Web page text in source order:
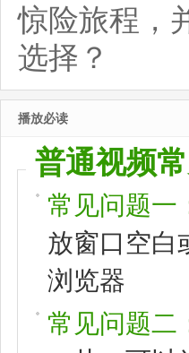
惊险旅程，
选择？
播放必读
普通视频
常见问题一
放窗口空白
浏览器
常见问题二